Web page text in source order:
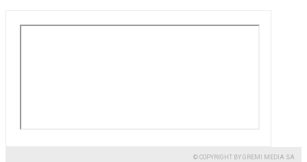
© COPYRIGHT BY GREMI MEDIA SA